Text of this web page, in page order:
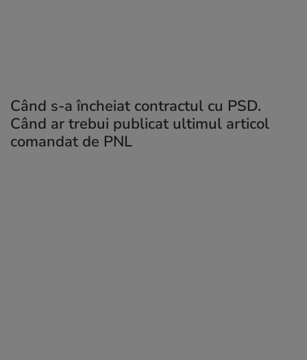
Când s-a încheiat contractul cu PSD.
Când ar trebui publicat ultimul articol
comandat de PNL